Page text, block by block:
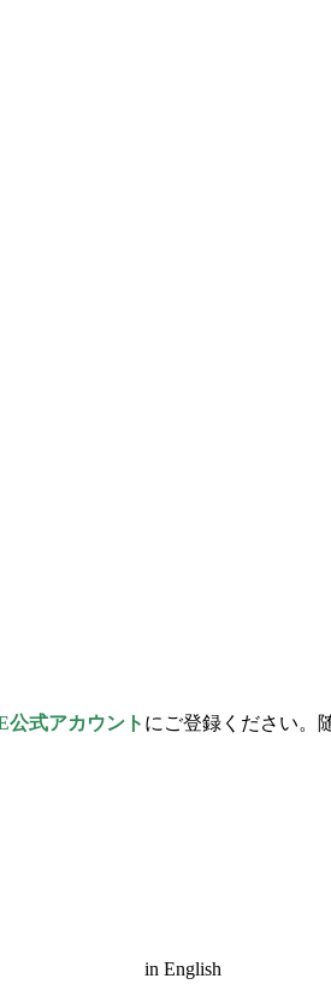
公式アカウント にご登録ください。
in English